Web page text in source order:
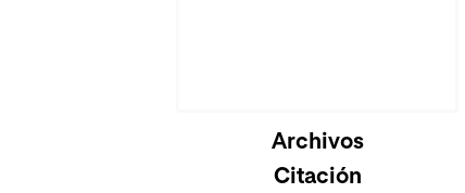
Archivos
Citación